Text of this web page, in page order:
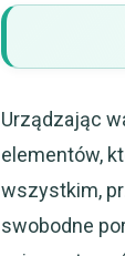
Urządzając
elementów,
wszystkim,
swobodne